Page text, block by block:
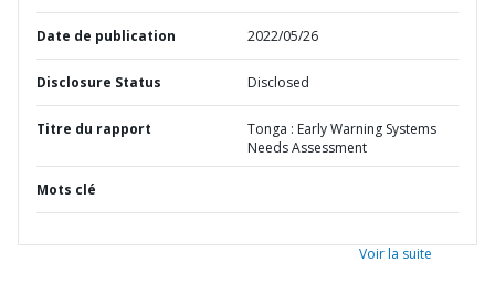
Date de publication 2022/05/26
Disclosure Status Disclosed
Titre du rapport
Tonga : Early Warning Systems
Needs Assessment
Mots clé
Voir la suite